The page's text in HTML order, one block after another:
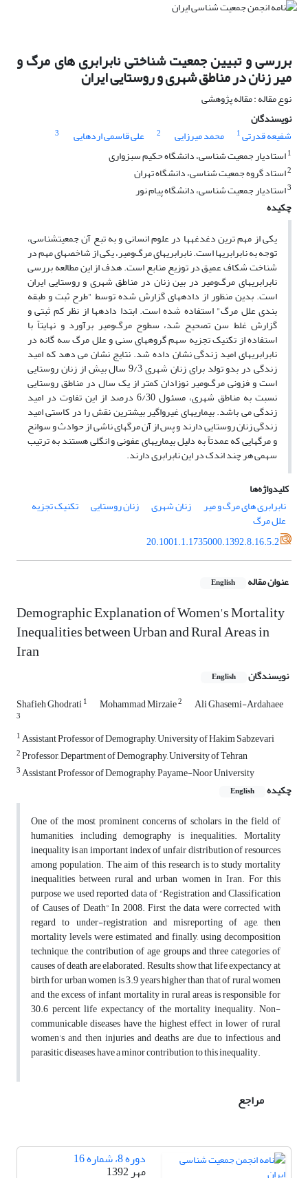
بررسی و تبیین جمعیت شناختی نابرابری های مرگ و
میر زنان در مناطق شهری و روستایی ایران
نوع مقاله : مقاله پژوهشی
نویسندگان
شفیعه قدرتی1 محمد میرزایی 2 علی قاسمی اردهایی
3
1استادیار جمعیت شناسی، دانشگاه حکیم سبزواری
2استاد گروه جمعیت شناسی، دانشگاه تهران
3استادیار جمعیت شناسی، دانشگاه پیام نور
چکیده
یکی از مهم ترین دغدغه‏ها در علوم انسانی و به تبع آن جمعیت‏شناسی،
توجه به نابرابری‏ها است. نابرابری‏های مرگ‌ومیر، یکی از شاخص‏های مهم در
شناخت شکاف عمیق در توزیع منابع است. هدف از این مطالعه بررسی
نابرابری‏های مرگ‌ومیر در بین زنان در مناطق شهری و روستایی ایران
است. بدین منظور از داده‏های گزارش شده توسط "طرح ثبت و طبقه
بندی علل مرگ" استفاده شده است. ابتدا داده‏ها از نظر کم ثبتی و
گزارش غلط سن تصحیح شد، سطوح مرگ‌ومیر برآورد و نهایتاً با
استفاده از تکنیک تجزیه سهم گروه‏های سنی و علل مرگ سه گانه در
نابرابری‏های امید زندگی نشان داده شد. نتایج نشان می دهد که امید
زندگی در بدو تولد برای زنان شهری 9/3 سال بیش از زنان روستایی
است و فزونی مرگ‌ومیر نوزادان کمتر از یک سال در مناطق روستایی
نسبت به مناطق شهری، مسئول 6/30 درصد از این تفاوت در امید
زندگی می باشد. بیماری‏های غیرواگیر بیشترین نقش را در کاستی امید
زندگی زنان روستایی دارند و پس از آن مرگ‏های ناشی از حوادث و سوانح
و مرگ‏هایی که عمدتاً به دلیل بیماری‏های عفونی و انگلی هستند به ترتیب
سهمی هر چند اندک در این نابرابری دارند.
کلیدواژه‌ها
نابرابری های مرگ و میر
زنان شهری زنان روستایی تکنیک تجزیه
علل مرگ
20.1001.1.1735000.1392.8.16.5.2
عنوان مقاله English
Demographic Explanation of Women's Mortality
Inequalities between Urban and Rural Areas in
Iran
نویسندگان English
Shafieh Ghodrati1 Mohammad Mirzaie2 Ali Ghasemi-Ardahaee
3
1Assistant Professor of Demography, University of Hakim Sabzevari
2Professor, Department of Demography, University of Tehran
3Assistant Professor of Demography, Payame-Noor University
چکیده
English
One of the most prominent concerns of scholars in the field of
humanities, including demography is inequalities. Mortality
inequality is an important index of unfair distribution of resources
among population. The aim of this research is to study mortality
inequalities between rural and urban women in Iran. For this
purpose we used reported data of “Registration and Classification
of Causes of Death” In 2008. First the data were corrected with
regard to under-registration and misreporting of age, then
mortality levels were estimated and finally, using decomposition
technique, the contribution of age groups and three categories of
causes of death are elaborated. Results show that life expectancy at
birth for urban women is 3.9 years higher than that of rural women
and the excess of infant mortality in rural areas is responsible for
30.6 percent life expectancy of the mortality inequality. Non-
communicable diseases have the highest effect in lower of rural
women’s and then injuries and deaths are due to infectious and
parasitic diseases, have a minor contribution to this inequality.
مراجع
دوره 8، شماره 16
مهر 1392